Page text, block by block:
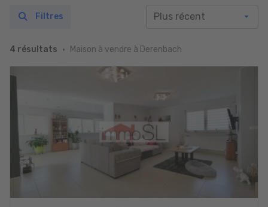
4 résultats Maison à vendre à Derenbach
Filtres